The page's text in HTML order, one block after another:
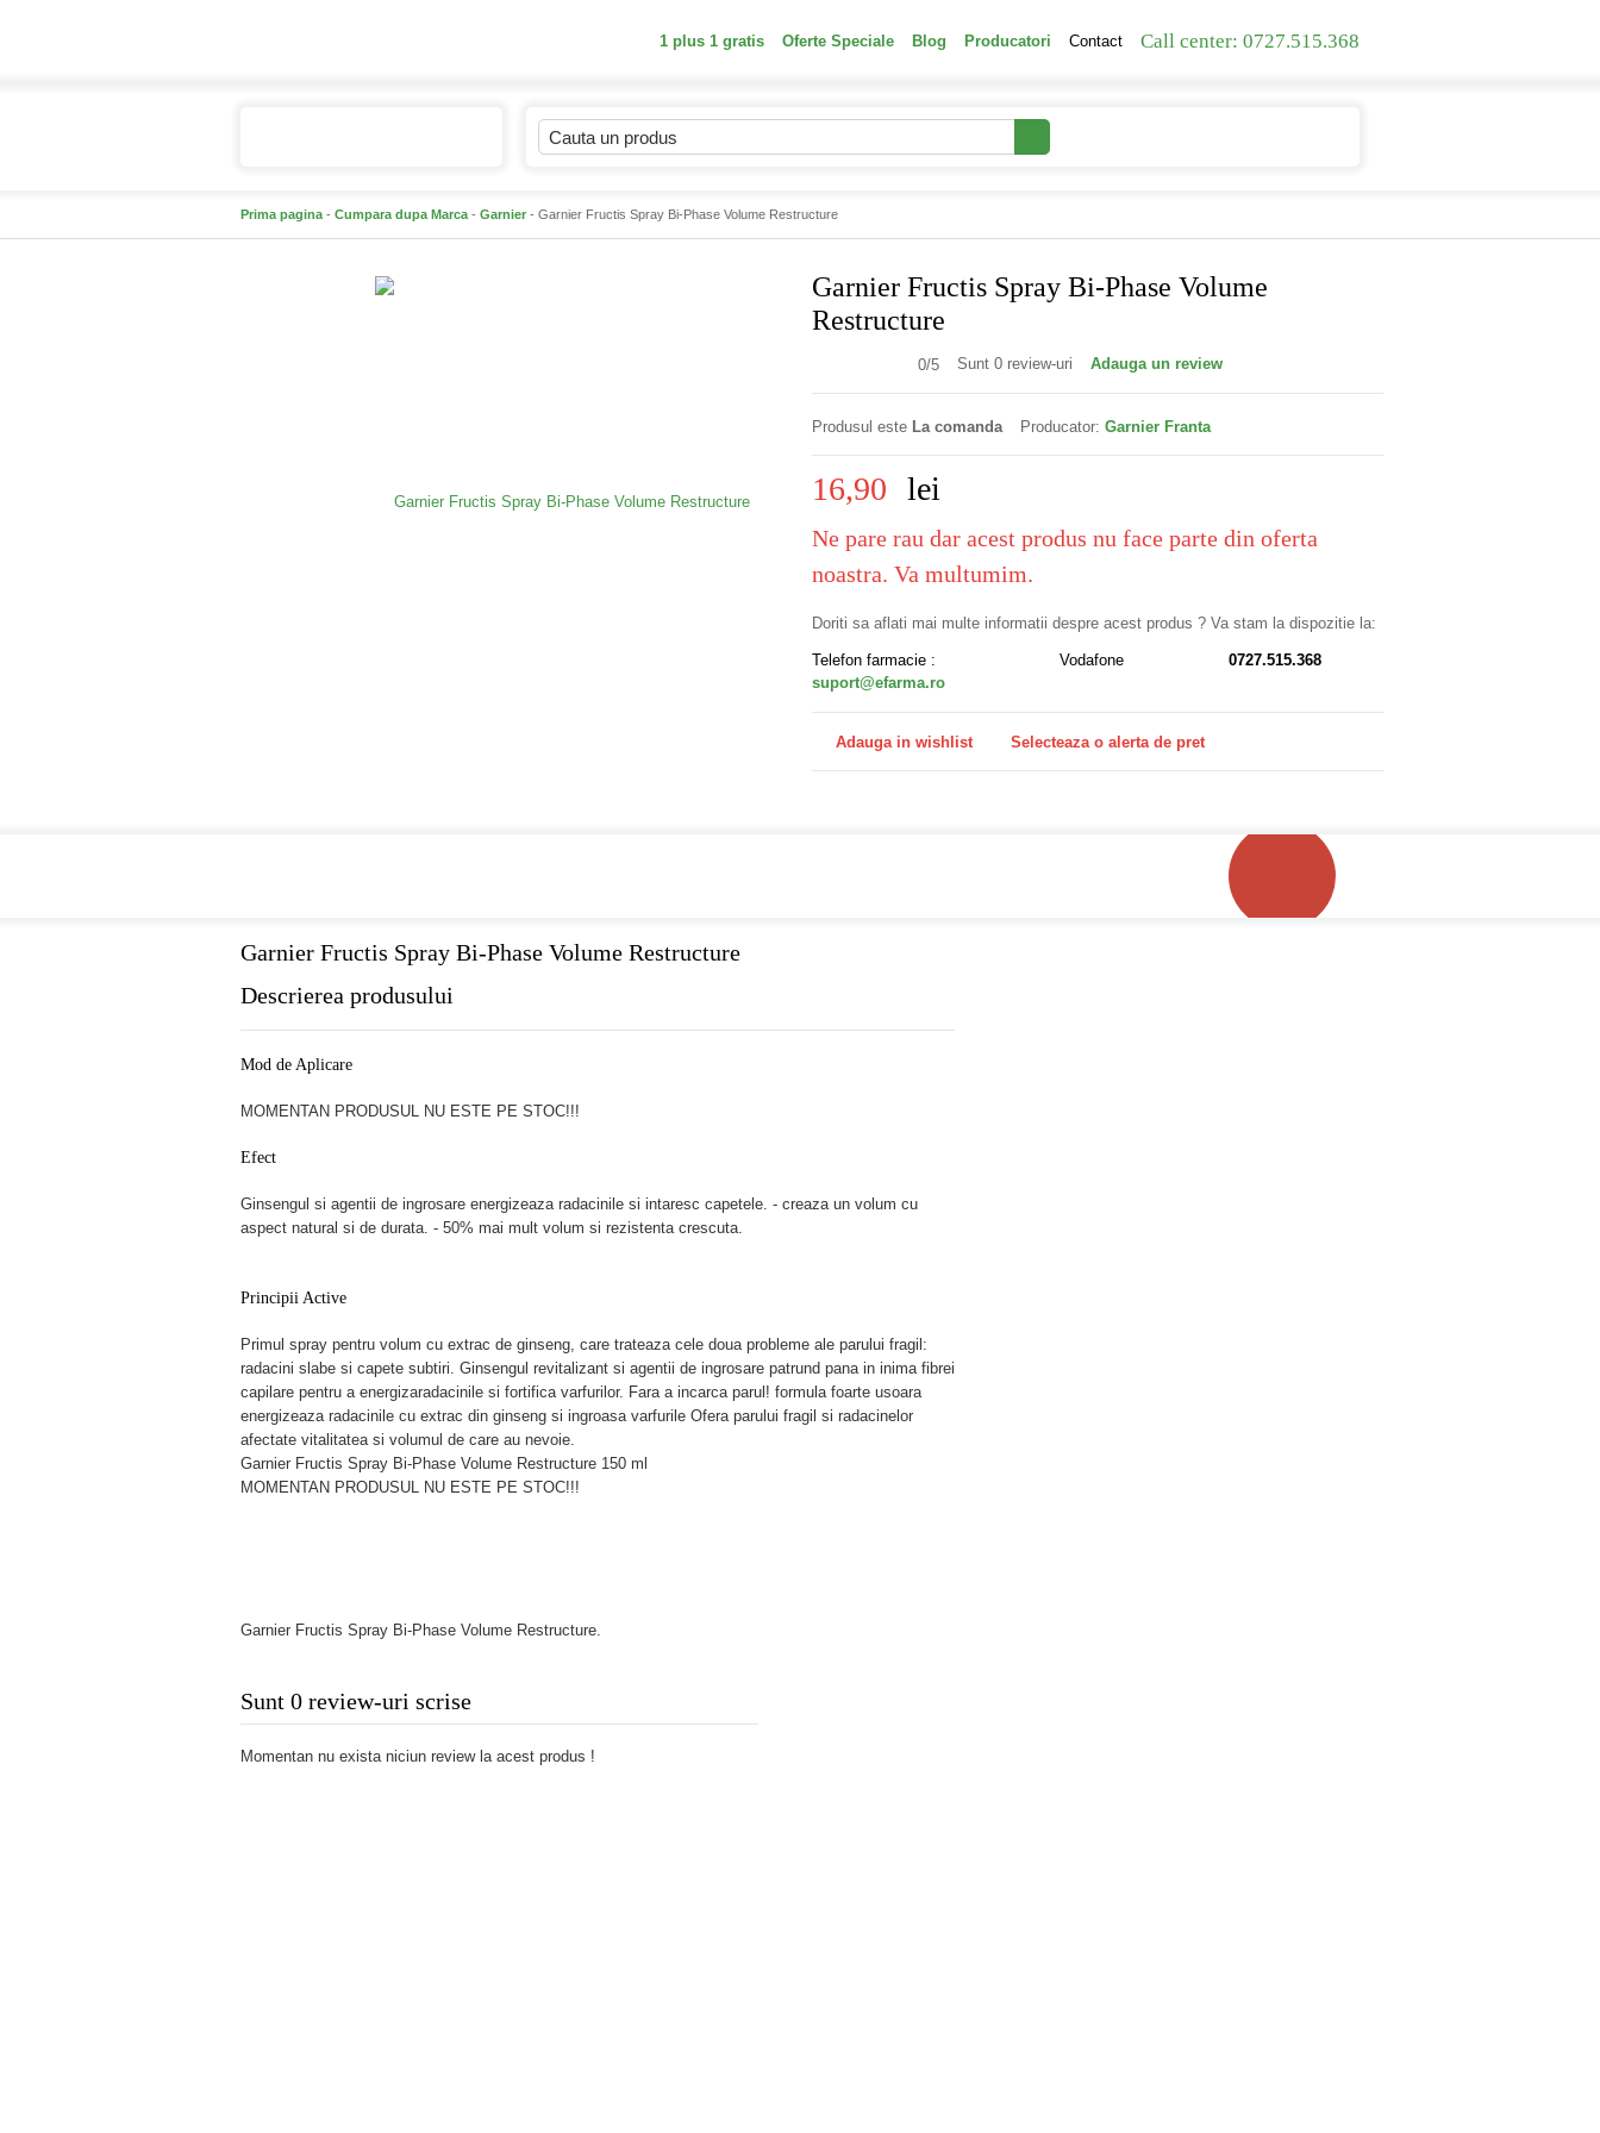
1 plus 1 gratis Oferte Speciale Blog Producatori Contact Call center: 0727.515.368
Prima pagina - Cumpara dupa Marca - Garnier - Garnier Fructis Spray Bi-Phase Volume Restructure
Garnier Fructis Spray Bi-Phase Volume
Restructure
0/5 Sunt 0 review-uri Adauga un review
Produsul este La comanda Producator: Garnier Franta
16,90 lei
Ne pare rau dar acest produs nu face parte din oferta
noastra. Va multumim.
Doriti sa aflati mai multe informatii despre acest produs ? Va stam la dispozitie la:
Telefon farmacie : Vodafone
0727.515.368
suport@efarma.ro
Adauga in wishlist Selecteaza o alerta de pret
Garnier Fructis Spray Bi-Phase Volume Restructure
Descrierea produsului
Mod de Aplicare
MOMENTAN PRODUSUL NU ESTE PE STOC!!!
Efect
Ginsengul si agentii de ingrosare energizeaza radacinile si intaresc capetele. - creaza un volum cu
aspect natural si de durata. - 50% mai mult volum si rezistenta crescuta.
Principii Active
Primul spray pentru volum cu extrac de ginseng, care trateaza cele doua probleme ale parului fragil:
radacini slabe si capete subtiri. Ginsengul revitalizant si agentii de ingrosare patrund pana in inima fibrei
capilare pentru a energizaradacinile si fortifica varfurilor. Fara a incarca parul! formula foarte usoara
energizeaza radacinile cu extrac din ginseng si ingroasa varfurile Ofera parului fragil si radacinelor
afectate vitalitatea si volumul de care au nevoie.
Garnier Fructis Spray Bi-Phase Volume Restructure 150 ml
MOMENTAN PRODUSUL NU ESTE PE STOC!!!
Garnier Fructis Spray Bi-Phase Volume Restructure.
Sunt 0 review-uri scrise
Momentan nu exista niciun review la acest produs !